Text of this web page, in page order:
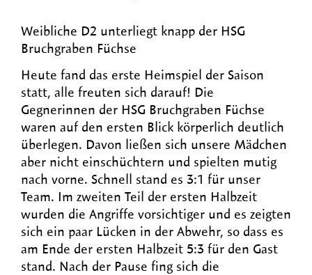
Weibliche D2 unterliegt knapp der HSG
Bruchgraben Füchse
Heute fand das erste Heimspiel der Saison
statt, alle freuten sich darauf! Die
Gegnerinnen der HSG Bruchgraben Füchse
waren auf den ersten Blick körperlich deutlich
überlegen. Davon ließen sich unsere Mädchen
aber nicht einschüchtern und spielten mutig
nach vorne. Schnell stand es 3:1 für unser
Team. Im zweiten Teil der ersten Halbzeit
wurden die Angriffe vorsichtiger und es zeigten
sich ein paar Lücken in der Abwehr, so dass es
am Ende der ersten Halbzeit 5:3 für den Gast
stand. Nach der Pause fing sich die